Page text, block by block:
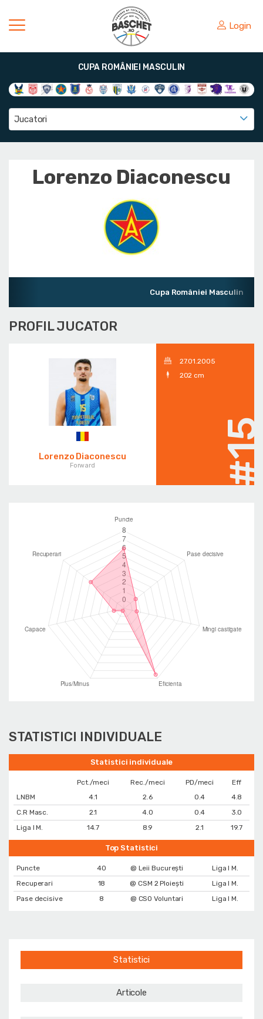
Login
CUPA ROMÂNIEI MASCULIN
Jucatori
Lorenzo Diaconescu
Cupa României Masculin
PROFIL JUCATOR
Lorenzo Diaconescu
Forward
27.01.2005
202 cm
STATISTICI INDIVIDUALE
Statistici individuale
Pct./meci Rec./meci PD/meci
Eff
LNBM
4.1 2.6 0.4
4.8
C.R Masc.
2.1 4.0 0.4
3.0
Liga I M.
14.7 8.9 2.1 19.7
Top Statistici
Puncte 40 @ Leii București
Liga I M.
Recuperari
18 @ CSM 2 Ploiești
Liga I M.
Pase decisive
8 @ CSO Voluntari Liga I M.
Statistici
Articole